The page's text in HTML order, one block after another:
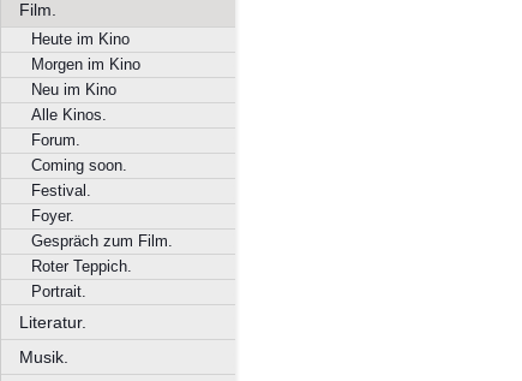
Film.
Heute im Kino
Morgen im Kino
Neu im Kino
Alle Kinos.
Forum.
Coming soon.
Festival.
Foyer.
Gespräch zum Film.
Roter Teppich.
Portrait.
Literatur.
Musik.